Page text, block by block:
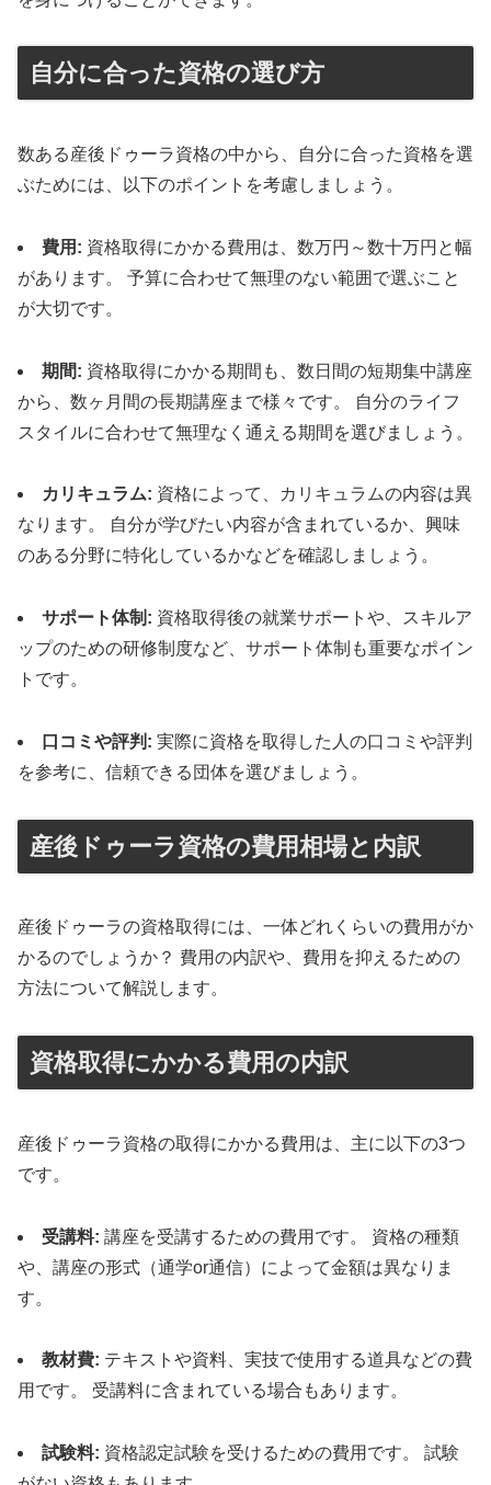
自分に合った資格の選び方
数ある産後ドゥーラ資格の中から、自分に合った資格を選
ぶためには、以下のポイントを考慮しましょう。
費用: 資格取得にかかる費用は、数万円～数十万円と幅
があります。 予算に合わせて無理のない範囲で選ぶこと
が大切です。
期間: 資格取得にかかる期間も、数日間の短期集中講座
から、数ヶ月間の長期講座まで様々です。 自分のライフ
スタイルに合わせて無理なく通える期間を選びましょう。
カリキュラム: 資格によって、カリキュラムの内容は異
なります。 自分が学びたい内容が含まれているか、興味
のある分野に特化しているかなどを確認しましょう。
サポート体制: 資格取得後の就業サポートや、スキルア
ップのための研修制度など、サポート体制も重要なポイン
トです。
口コミや評判: 実際に資格を取得した人の口コミや評判
を参考に、信頼できる団体を選びましょう。
産後ドゥーラ資格の費用相場と内訳
産後ドゥーラの資格取得には、一体どれくらいの費用がか
かるのでしょうか？ 費用の内訳や、費用を抑えるための
方法について解説します。
資格取得にかかる費用の内訳
産後ドゥーラ資格の取得にかかる費用は、主に以下の3つ
です。
受講料: 講座を受講するための費用です。 資格の種類
や、講座の形式（通学or通信）によって金額は異なりま
す。
教材費: テキストや資料、実技で使用する道具などの費
用です。 受講料に含まれている場合もあります。
試験料: 資格認定試験を受けるための費用です。 試験